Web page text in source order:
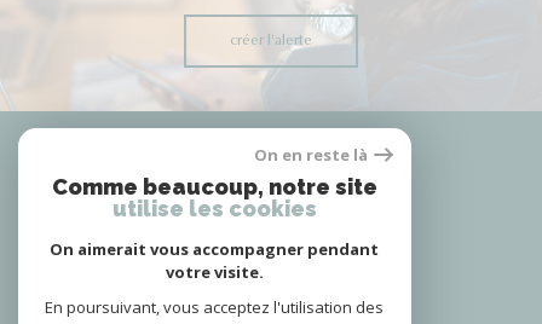
créer l'alerte
adhérons
Nous
suivre
On en reste là
Comme beaucoup, notre site
utilise les cookies
On aimerait vous accompagner pendant
votre visite.
En poursuivant, vous acceptez l'utilisation des